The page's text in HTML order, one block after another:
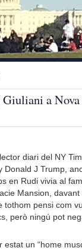
a Nova
diari del NY
Donald J Trump,
en Rudi vivia al
Mansion, davant
tothom pensi com
però ningú pot
un “home